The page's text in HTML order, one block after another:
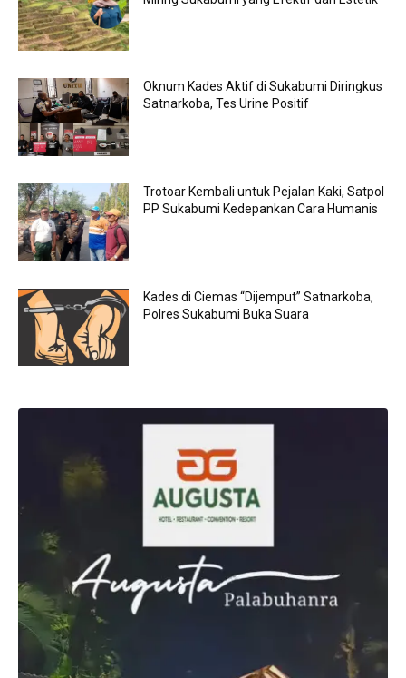
Oknum Kades Aktif di Sukabumi Diringkus
Satnarkoba, Tes Urine Positif
Trotoar Kembali untuk Pejalan Kaki, Satpol
PP Sukabumi Kedepankan Cara Humanis
Kades di Ciemas “Dijemput” Satnarkoba,
Polres Sukabumi Buka Suara